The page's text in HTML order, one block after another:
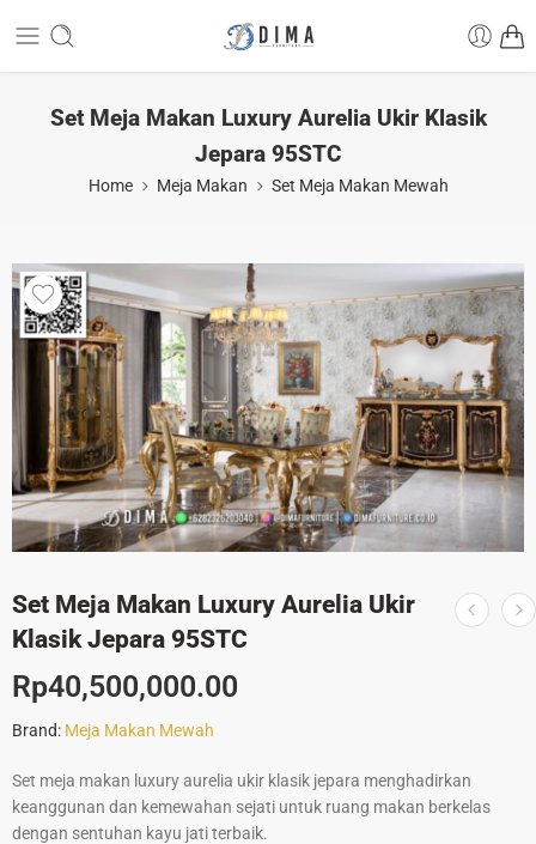
Set Meja Makan Luxury Aurelia Ukir Klasik
Jepara 95STC
Home Meja Makan Set Meja Makan Mewah
Set Meja Makan Luxury Aurelia Ukir
Klasik Jepara 95STC
Rp40,500,000.00
Brand: Meja Makan Mewah
Set meja makan luxury aurelia ukir klasik jepara menghadirkan
keanggunan dan kemewahan sejati untuk ruang makan berkelas
dengan sentuhan kayu jati terbaik.